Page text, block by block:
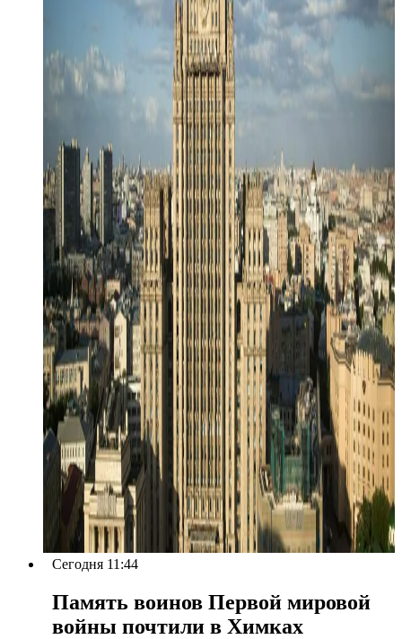
Сегодня 11:44
Память воинов Первой мировой
войны почтили в Химках